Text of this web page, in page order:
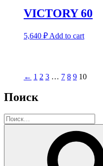
VICTORY 60
5,640 ₽ Add to cart
← 1 2 3 … 7 8 9 10
Поиск
Искать: